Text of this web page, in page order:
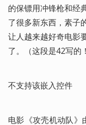
的保镖用冲锋枪和经
了很多新东西，素子
让人越来越好奇电影
了。（这段是42写的
不支持该嵌入控件
电影《攻壳机动队》